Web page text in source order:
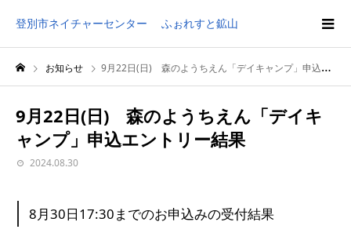
登別市ネイチャーセンター ふぉれすと鉱山
お知らせ 9月22日(日) 森のようちえん「デイキャンプ」申込エントリー結果
9月22日(日) 森のようちえん「デイキ
ャンプ」申込エントリー結果
2024.08.30
8月30日17:30までのお申込みの受付結果